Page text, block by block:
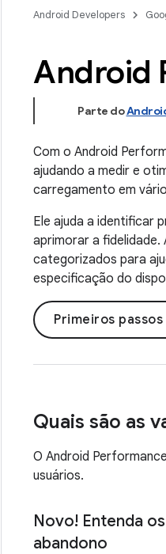
Android Developers
Android
Parte do
Com o Android
ajudando a medir e
carregamento em
Ele ajuda a identificar
aprimorar a fidelidade.
categorizados para
especificação do
Primeiros
Quais são as
O Android
usuários.
Novo! Entenda
abandono